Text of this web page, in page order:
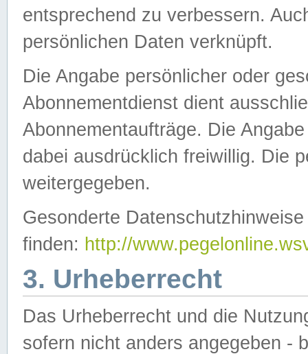
entsprechend zu verbessern.
persönlichen Daten verknüpft.
Die Angabe persönlicher oder
Abonnementdienst dient
Abonnementaufträge. Die
dabei ausdrücklich freiwillig. Die
weitergegeben.
Gesonderte
finden: http://
3. Urheberrecht
Das Urheberrecht und die
sofern nicht anders angegeben -